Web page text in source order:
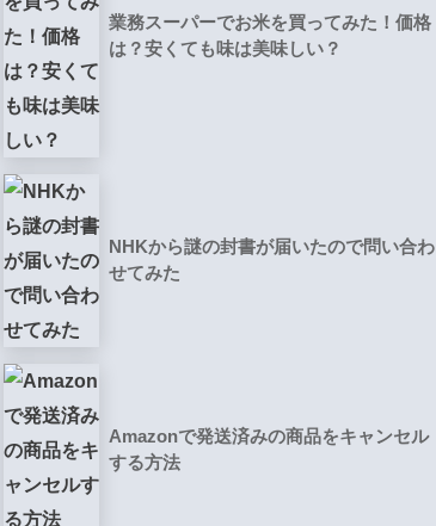
業務スーパーでお米を買ってみた！価格
は？安くても味は美味しい？
NHKから謎の封書が届いたので問い合わ
せてみた
Amazonで発送済みの商品をキャンセル
する方法